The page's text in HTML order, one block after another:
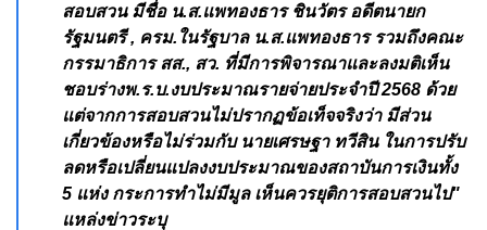
สอบสวน มีชื่อ น.ส.แพทองธาร ชินวัตร อดีตนายก
รัฐมนตรี , ครม.ในรัฐบาล น.ส.แพทองธาร รวมถึงคณะ
กรรมาธิการ สส., สว. ที่มีการพิจารณาและลงมติเห็น
ชอบร่างพ.ร.บ.งบประมาณรายจ่ายประจำปี 2568 ด้วย
แต่จากการสอบสวนไม่ปรากฏข้อเท็จจริงว่า มีส่วน
เกี่ยวข้องหรือไม่ร่วมกับ นายเศรษฐา ทวีสิน ในการปรับ
ลดหรือเปลี่ยนแปลงงบประมาณของสถาบันการเงินทั้ง
5 แห่ง กระการทำไม่มีมูล เห็นควรยุติการสอบสวนไป"
แหล่งข่าวระบุ